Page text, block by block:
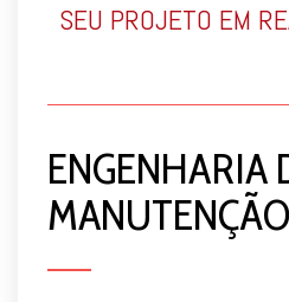
SEU PROJETO EM
ENGENHARIA
MANUTENÇÃO